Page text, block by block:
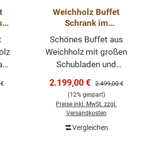
Weichholz Buffet
Schrank im
Landhausstil -
Vollholz Massiv
Schönes Buffet aus
Weichholz mit großen
Schubladen und
Beschlägen. Das Buffet
wurde mit Antikwachs
behandelt und
aufpoliert. Der
Verkaufspreis:
2.199,00 € Regulärer Preis:
2.499,00 €
(12% gespart)
Preise inkl. MwSt. zzgl.
Versandkosten
Vergleichen
In den Warenkorb